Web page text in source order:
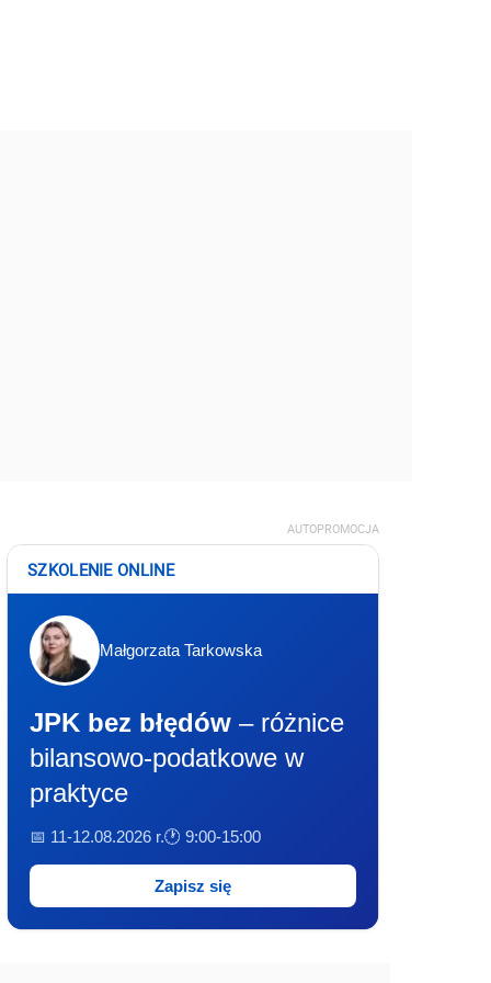
AUTOPROMOCJA
SZKOLENIE ONLINE
Małgorzata Tarkowska
JPK bez błędów – różnice
bilansowo-podatkowe w
praktyce
📅 11-12.08.2026 r.🕐 9:00-15:00
Zapisz się